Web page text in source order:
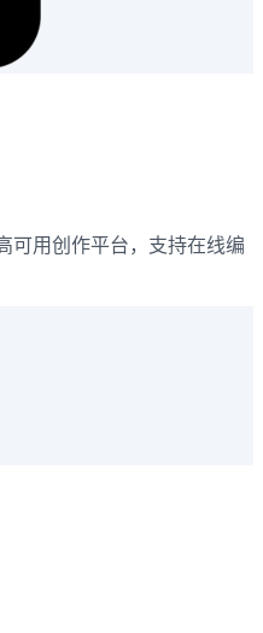
可用创作平台，支持在线编